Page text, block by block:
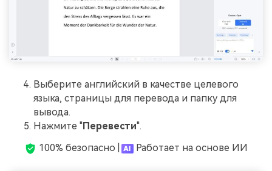
Выберите английский в качестве целевого
языка, страницы для перевода и папку для
вывода.
Нажмите "Перевести".
100% безопасно |
Работает на основе ИИ